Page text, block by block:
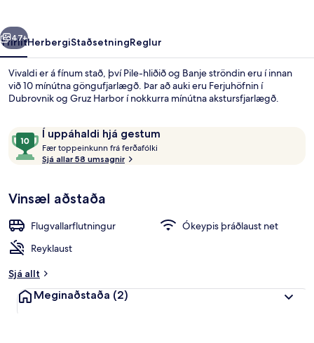
Næsta
47+
YfirlitHerbergiStaðsetningReglur
Vivaldi er á fínum stað, því Pile-hliðið og Banje ströndin eru í innan
við 10 mínútna göngufjarlægð. Þar að auki eru Ferjuhöfnin í
Dubrovnik og Gruz Harbor í nokkurra mínútna akstursfjarlægð.
UmsagnirÍ uppáhaldi hjá gestum
10
af
10,
uppáhaldi
hjá
gestum
Fær toppeinkunn frá ferðafólki
p
k
Sjá allar 58 umsagnir
Vinsæl aðstaða
Flugvallarflutningur
Ókeypis þráðlaust net
Reyklaust
Sjá allt
Meginaðstaða (2)